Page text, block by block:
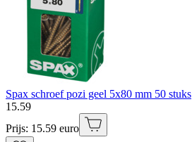
Spax schroef pozi geel 5x80 mm 50 stuks
15.59
Prijs: 15.59 euro